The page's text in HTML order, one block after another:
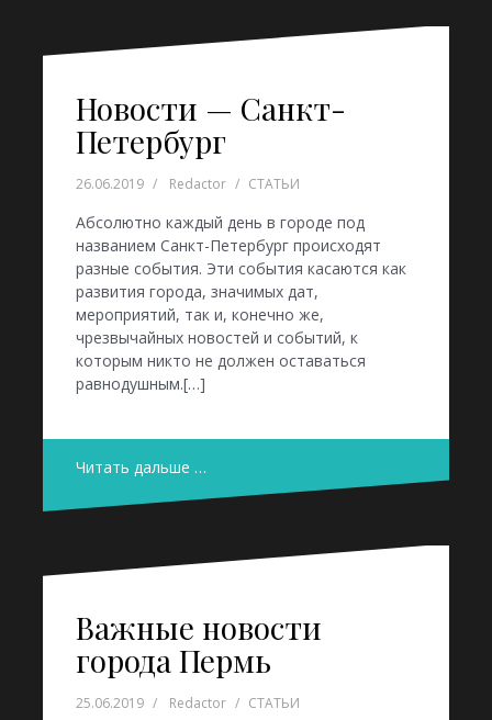
Новости — Санкт-
Петербург
26.06.2019 Redactor СТАТЬИ
Абсолютно каждый день в городе под
названием Санкт-Петербург происходят
разные события. Эти события касаются как
развития города, значимых дат,
мероприятий, так и, конечно же,
чрезвычайных новостей и событий, к
которым никто не должен оставаться
равнодушным.[…]
Читать дальше …
Bажные новости
города Пермь
25.06.2019 Redactor СТАТЬИ